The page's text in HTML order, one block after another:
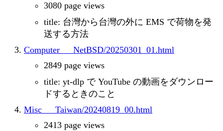
3080 page views
title: 台灣から台灣の外に EMS で荷物を発
送する方法
Computer___NetBSD/20250301_01.html
2849 page views
title: yt-dlp で YouTube の動画をダウンロー
ドするときのこと
Misc___Taiwan/20240819_00.html
2413 page views